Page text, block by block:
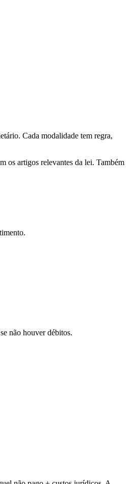
Cada modalidade tem regra,
os artigos relevantes da lei. Também
não houver débitos.